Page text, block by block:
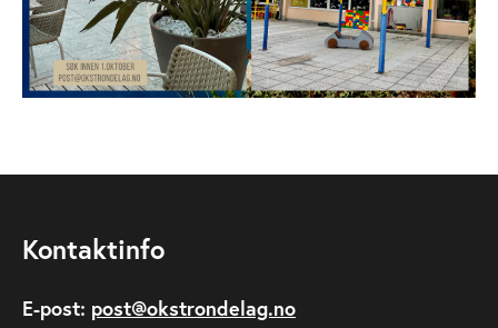
Kontaktinfo
E-post: post@okstrondelag.no